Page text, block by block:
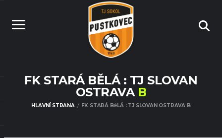
FK STARÁ BĚLÁ : TJ SLOVAN
OSTRAVA B
HLAVNÍ STRANA FK STARÁ BĚLÁ : TJ SLOVAN OSTRAVA B